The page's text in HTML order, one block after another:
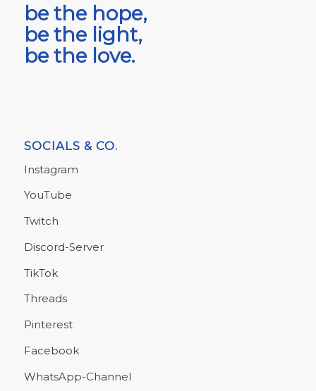
be the hope,
be the light,
be the love.
SOCIALS & CO.
Instagram
YouTube
Twitch
Discord-Server
TikTok
Threads
Pinterest
Facebook
WhatsApp-Channel